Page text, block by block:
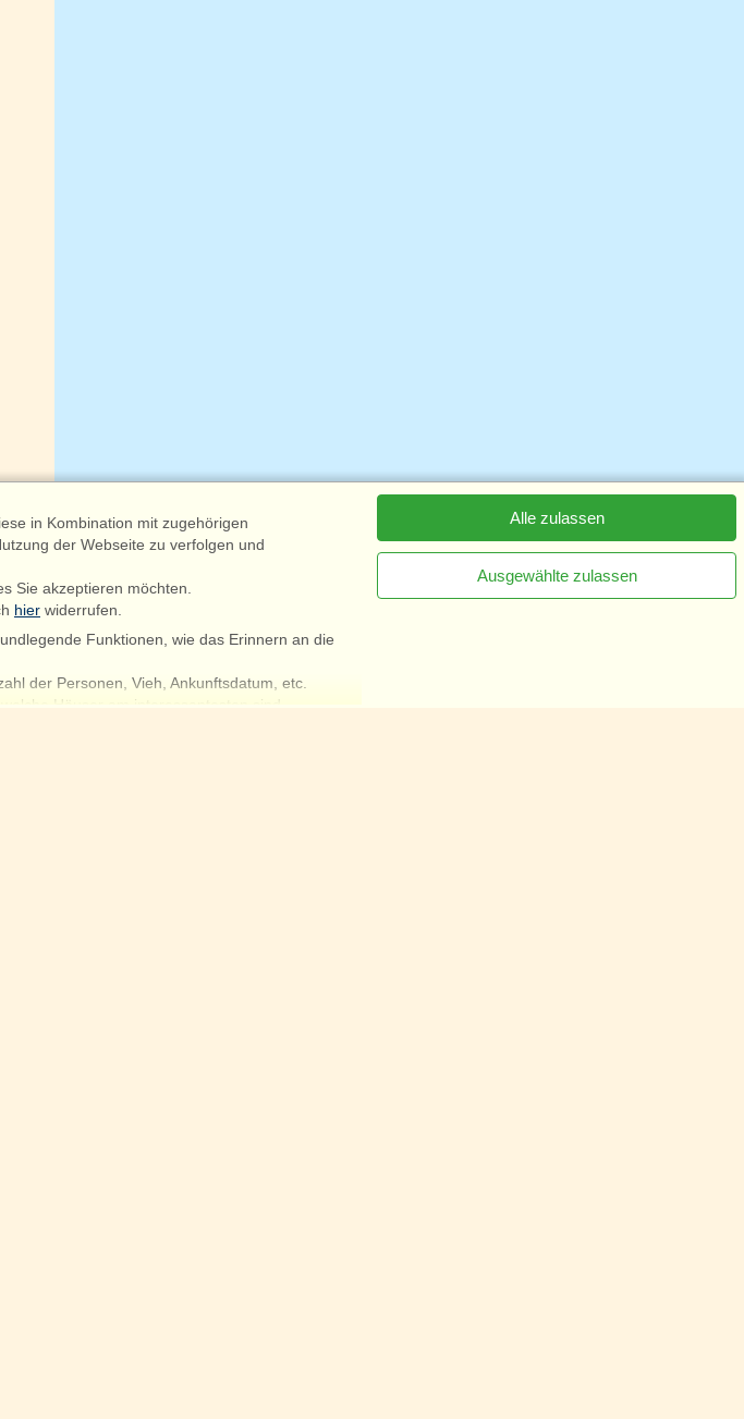
in Kombination mit zugehörigen
der Webseite zu verfolgen und
Sie akzeptieren möchten.
hier widerrufen.
Funktionen, wie das Erinnern an die
der Personen, Vieh, Ankunftsdatum, etc.
Häuser am interessantesten sind.
Alle zulassen
Ausgewählte zulassen